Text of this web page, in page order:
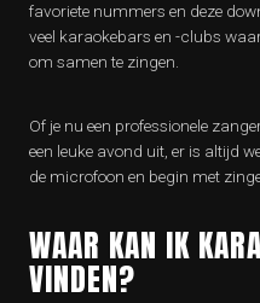
favoriete nummers en deze
veel karaokebars en -clubs
om samen te zingen.
Of je nu een professionele
een leuke avond uit, er is altijd
de microfoon en begin met
WAAR KAN IK
VINDEN?